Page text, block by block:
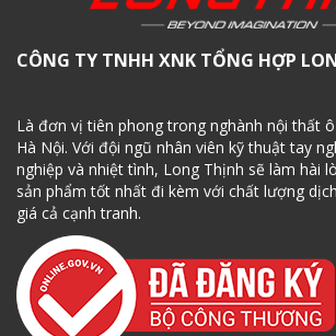
CÔNG TY TNHH XNK TỔNG HỢP
Là đơn vị tiên phong trong nghành nội thất
Hà Nội. Với đội ngũ nhân viên kỹ thuật tay
nghiệp và nhiệt tình, Long Thịnh sẽ làm hài
sản phẩm tốt nhất đi kèm với chất lượng
giá cả cạnh tranh.